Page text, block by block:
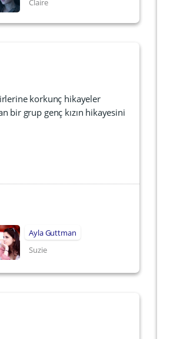
Claire
korkunç hikayeler
bir grup genç kızın hikayesini
Ayla Guttman
Suzie